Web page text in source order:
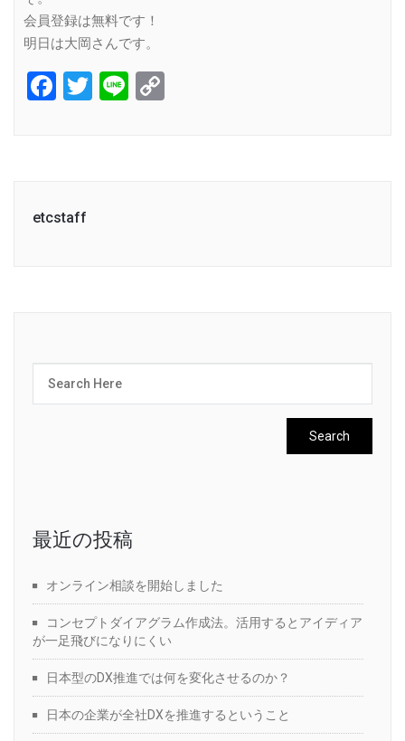
会員登録は無料です！
明日は大岡さんです。
Facebook
Twitter
Line
etcstaff
最近の投稿
オンライン相談を開始しました
コンセプトダイアグラム作成法。活用するとアイディア
が一足飛びになりにくい
日本型のDX推進では何を変化させるのか？
日本の企業が全社DXを推進するということ